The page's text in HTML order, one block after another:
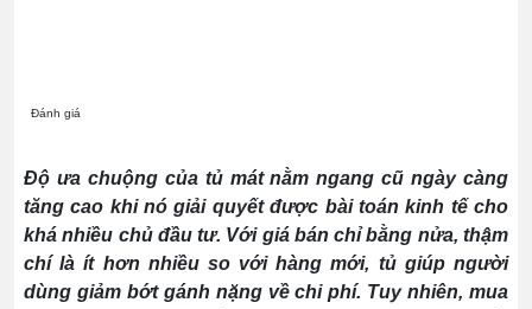
Đánh giá
Độ ưa chuộng của tủ mát nằm ngang cũ ngày càng
tăng cao khi nó giải quyết được bài toán kinh tế cho
khá nhiều chủ đầu tư. Với giá bán chỉ bằng nửa, thậm
chí là ít hơn nhiều so với hàng mới, tủ giúp người
dùng giảm bớt gánh nặng về chi phí. Tuy nhiên, mua